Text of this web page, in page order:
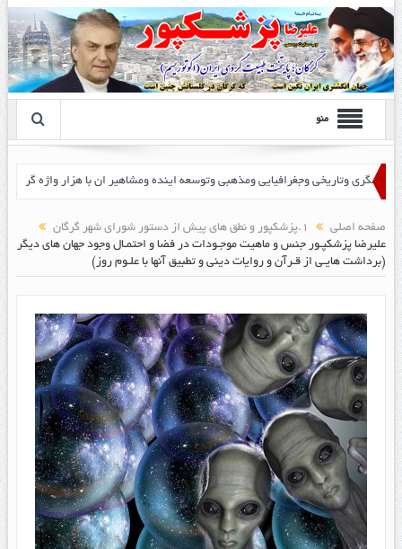
منو
صفحه اصلی
1.پزشکپور و نطق های پیش از دستور شورای شهر گرگان
علیرضا پزشکپـور جنس و ماهیت موجـودات در فضا و احتمـال وجود جهان های دیگر
(برداشت هایـی از قـرآن و روایات دینی و تطبیق آنها با علـوم روز)